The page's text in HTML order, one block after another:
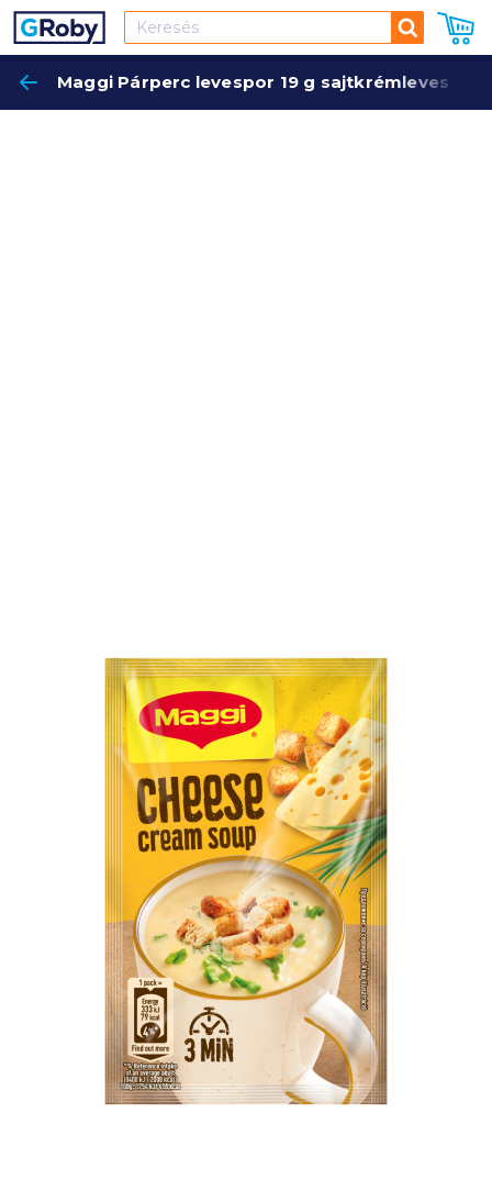
Keresés
Maggi Párperc levespor 19 g sajtkrémleves